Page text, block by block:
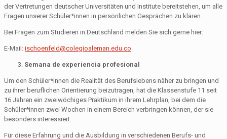
der Vertretungen deutscher Universitäten und Institute bereitstehen, um alle
Fragen unserer Schüler*innen in persönlichen Gesprächen zu klären.
Bei Fragen zum Studieren in Deutschland melden Sie sich gerne hier:
E-Mail: ischoenfeld@colegioaleman.edu.co
Semana de experiencia profesional
Um den Schüler*innen die Realität des Berufslebens näher zu bringen und
zu ihrer beruflichen Orientierung beizutragen, hat die Klassenstufe 11 seit
16 Jahren ein zweiwöchiges Praktikum in ihrem Lehrplan, bei dem die
Schüler*innen zwei Wochen in einem Bereich verbringen können, der sie
besonders interessiert.
Für diese Erfahrung und die Ausbildung in verschiedenen Berufs- und